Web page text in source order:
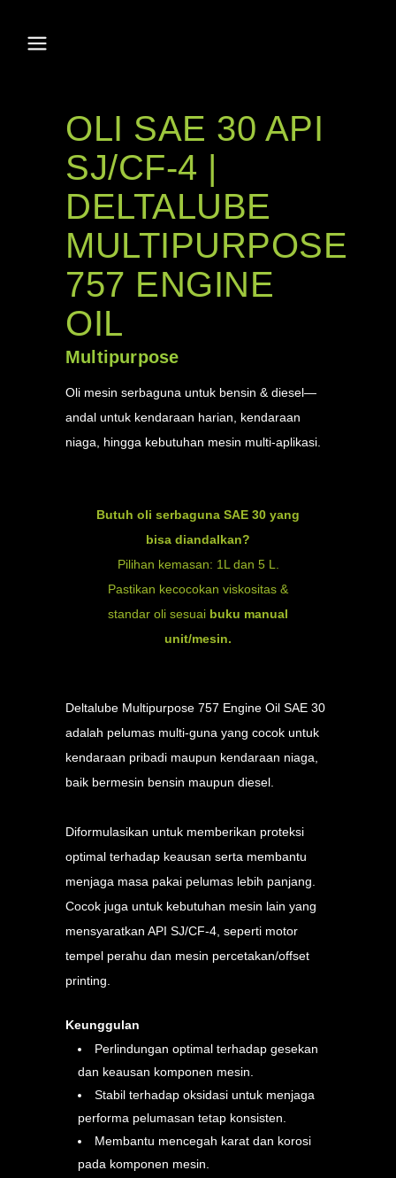
OLI SAE 30 API
SJ/CF-4 |
DELTALUBE
MULTIPURPOSE
757 ENGINE
OIL
Multipurpose
Oli mesin serbaguna untuk bensin & diesel—
andal untuk kendaraan harian, kendaraan
niaga, hingga kebutuhan mesin multi-aplikasi.
Butuh oli serbaguna SAE 30 yang
bisa diandalkan?
Pilihan kemasan: 1L dan 5 L.
Pastikan kecocokan viskositas &
standar oli sesuai buku manual
unit/mesin.
Deltalube Multipurpose 757 Engine Oil SAE 30
adalah pelumas multi-guna yang cocok untuk
kendaraan pribadi maupun kendaraan niaga,
baik bermesin bensin maupun diesel.
Diformulasikan untuk memberikan proteksi
optimal terhadap keausan serta membantu
menjaga masa pakai pelumas lebih panjang.
Cocok juga untuk kebutuhan mesin lain yang
mensyaratkan API SJ/CF-4, seperti motor
tempel perahu dan mesin percetakan/offset
printing.
Keunggulan
Perlindungan optimal terhadap gesekan
dan keausan komponen mesin.
Stabil terhadap oksidasi untuk menjaga
performa pelumasan tetap konsisten.
Membantu mencegah karat dan korosi
pada komponen mesin.